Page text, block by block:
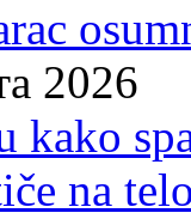
2026
kako
na